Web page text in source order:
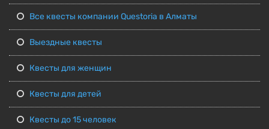
Все квесты компании Questoria в Алматы
Выездные квесты
Квесты для женщин
Квесты для детей
Квесты до 15 человек